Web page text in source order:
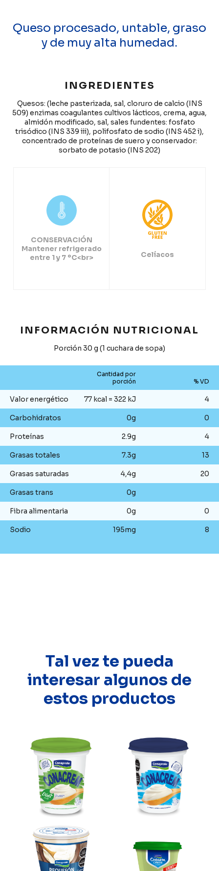
Queso procesado, untable, graso
y de muy alta humedad.
INGREDIENTES
Quesos: (leche pasterizada, sal, cloruro de calcio (INS
509) enzimas coagulantes cultivos lácticos, crema, agua,
almidón modificado, sal, sales fundentes: fosfato
trisódico (INS 339 iii), polifosfato de sodio (INS 452 i),
concentrado de proteínas de suero y conservador:
sorbato de potasio (INS 202)
CONSERVACIÓN
Mantener refrigerado
entre 1 y 7 ºC<br>
Celíacos
INFORMACIÓN NUTRICIONAL
Porción 30 g (1 cuchara de sopa)
Cantidad por
porción
% VD
Valor energético 77 kcal = 322 kJ 4
Carbohidratos 0g 0
Proteínas 2.9g 4
Grasas totales 7.3g 13
Grasas saturadas 4,4g 20
Grasas trans 0g
Fibra alimentaria 0g 0
Sodio 195mg 8
Tal vez te pueda
interesar algunos de
estos productos